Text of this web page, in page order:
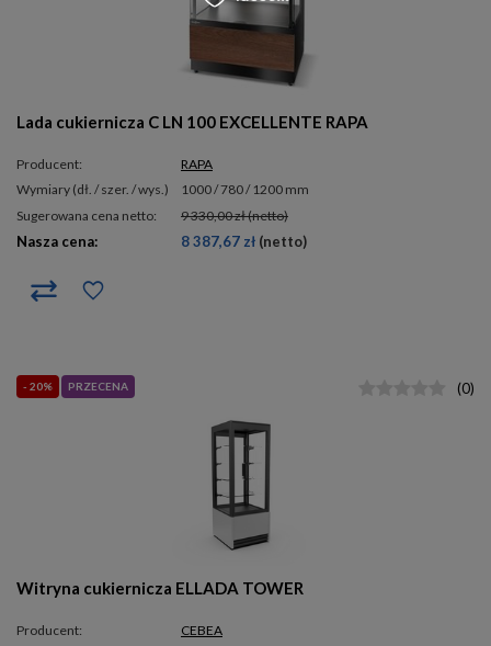
Lada cukiernicza C LN 100 EXCELLENTE RAPA
Producent:
RAPA
wymiary (dł. / szer. / wys.)
1000 / 780 / 1200 mm
Sugerowana cena netto:
9 330,00 zł(netto)
Nasza cena: 8 387,67 zł (netto)
- 20% PRZECENA
Witryna cukiernicza ELLADA TOWER
Producent:
CEBEA
(0)